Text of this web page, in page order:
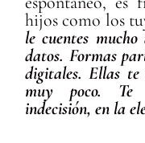
hijos como los
le cuentes
datos. Formas
digitales. Ellas te
muy poco. Te
indecisión, en la